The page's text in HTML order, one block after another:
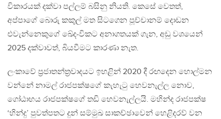
විකාරයක් දක්වා පල්ලම් බසිනු නියති. කෙසේ වෙතත්,
අප්පාගේ බොරු කකුල් මත සිටගෙන පූච්චානම් දොඩන
එවැන්නෙකුගේ ඛේද-විකට අනාගතයක් ගැන, අඩු වශයෙන්
2025 දක්වාවත්, බියවීමට කාරණා නැත.
ලංකාවේ ප‍්‍රජාතන්ත‍්‍රවාදයට ඉහළින් 2020 දී රඟදෙන හොල්මන
වන්නේ නාමල් රාජපක්ෂගේ කැහැටු හෙවනැල්ල නොව,
ගෝඨාභය රාජපක්ෂගේ තඩි හෙවනැල්ලයි. මහින්ද රාජපක්ෂ
‘හින්දු’ පුවත්පතට දුන් සම්මුඛ සාකච්ඡාවෙන් හෙළිදරව් වන